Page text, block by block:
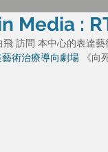
Media :
飛 訪問 本中心的表達
術治療導向劇場 《向